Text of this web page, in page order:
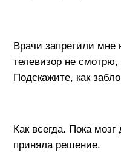
Врачи запретили мне
телевизор не смотрю,
Подскажите, как
Как всегда. Пока
приняла решение.